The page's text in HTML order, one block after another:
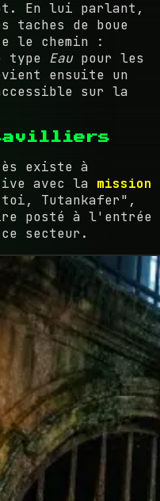
En lui parlant,
taches de boue
le chemin :
type Eaupour les
ensuite un
sur la
existe à
avec la mission
Tutankafer",
posté à l'entrée
secteur.